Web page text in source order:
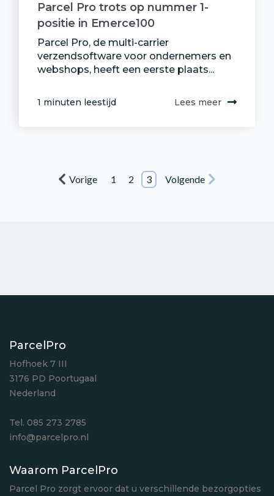
Parcel Pro trots op nummer 1-
positie in Emerce100
Parcel Pro, de multi-carrier
verzendsoftware voor ondernemers en
webshops, heeft een eerste plaats...
1 minuten leestijd Lees meer
Vorige 1 2 3 Volgende
ParcelPro
Hofhoek 7 III
3176 PD Poortugaal
Nederland
Tel. 085 273 2785
info@parcelpro.nl
Waarom ParcelPro
Parcel Pro zorgt ervoor dat u verschillende bezorgopties